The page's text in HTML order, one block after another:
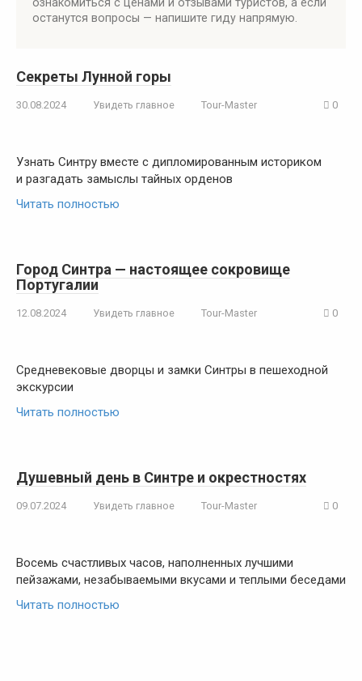
останутся вопросы — напишите гиду напрямую.
Секреты Лунной горы
30.08.2024 Увидеть главное Tour-Master 0
Узнать Синтру вместе с дипломированным историком
и разгадать замыслы тайных орденов
Читать полностью
Город Синтра — настоящее сокровище
Португалии
12.08.2024 Увидеть главное Tour-Master 0
Средневековые дворцы и замки Синтры в пешеходной
экскурсии
Читать полностью
Душевный день в Синтре и окрестностях
09.07.2024 Увидеть главное Tour-Master 0
Восемь счастливых часов, наполненных лучшими
пейзажами, незабываемыми вкусами и теплыми беседами
Читать полностью